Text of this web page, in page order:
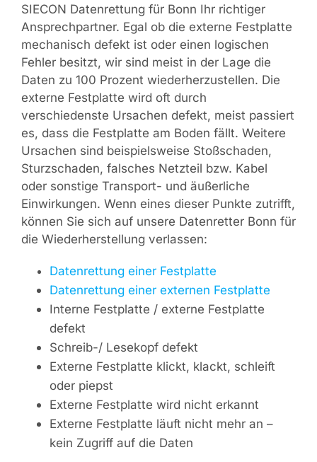
SIECON Datenrettung für Bonn Ihr richtiger
Ansprechpartner. Egal ob die externe Festplatte
mechanisch defekt ist oder einen logischen
Fehler besitzt, wir sind meist in der Lage die
Daten zu 100 Prozent wiederherzustellen. Die
externe Festplatte wird oft durch
verschiedenste Ursachen defekt, meist passiert
es, dass die Festplatte am Boden fällt. Weitere
Ursachen sind beispielsweise Stoßschaden,
Sturzschaden, falsches Netzteil bzw. Kabel
oder sonstige Transport- und äußerliche
Einwirkungen. Wenn eines dieser Punkte zutrifft,
können Sie sich auf unsere Datenretter Bonn für
die Wiederherstellung verlassen:
Datenrettung einer Festplatte
Datenrettung einer externen Festplatte
Interne Festplatte / externe Festplatte
defekt
Schreib-/ Lesekopf defekt
Externe Festplatte klickt, klackt, schleift
oder piepst
Externe Festplatte wird nicht erkannt
Externe Festplatte läuft nicht mehr an –
kein Zugriff auf die Daten